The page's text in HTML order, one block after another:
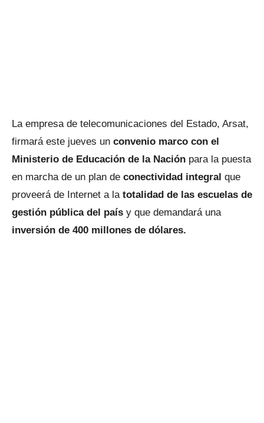
La empresa de telecomunicaciones del Estado, Arsat,
firmará este jueves un convenio marco con el
Ministerio de Educación de la Nación para la puesta
en marcha de un plan de conectividad integral que
proveerá de Internet a la totalidad de las escuelas de
gestión pública del país y que demandará una
inversión de 400 millones de dólares.